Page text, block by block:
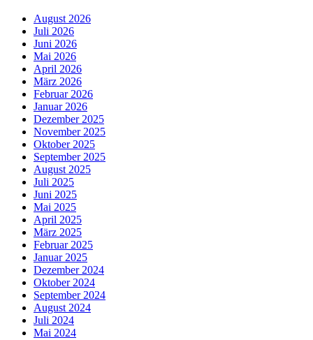
August 2026
Juli 2026
Juni 2026
Mai 2026
April 2026
März 2026
Februar 2026
Januar 2026
Dezember 2025
November 2025
Oktober 2025
September 2025
August 2025
Juli 2025
Juni 2025
Mai 2025
April 2025
März 2025
Februar 2025
Januar 2025
Dezember 2024
Oktober 2024
September 2024
August 2024
Juli 2024
Mai 2024